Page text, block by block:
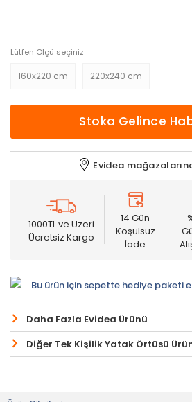
Lütfen Ölçü seçiniz
160x220 cm 220x240 cm
Stoka Gelince
Evidea
1000TL ve Üzeri
Ücretsiz Kargo
14 Gün
Koşulsuz
İade
Bu ürün için sepette hediye paketi
Daha Fazla Evidea Ürünü
Diğer Tek Kişilik Yatak Örtüsü